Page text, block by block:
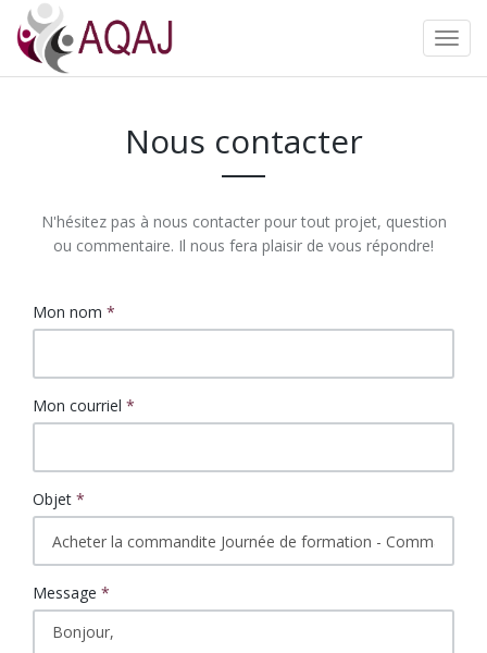
Nous contacter
N'hésitez pas à nous contacter pour tout projet, question
ou commentaire. Il nous fera plaisir de vous répondre!
Mon nom *
Mon courriel *
Objet *
Message *